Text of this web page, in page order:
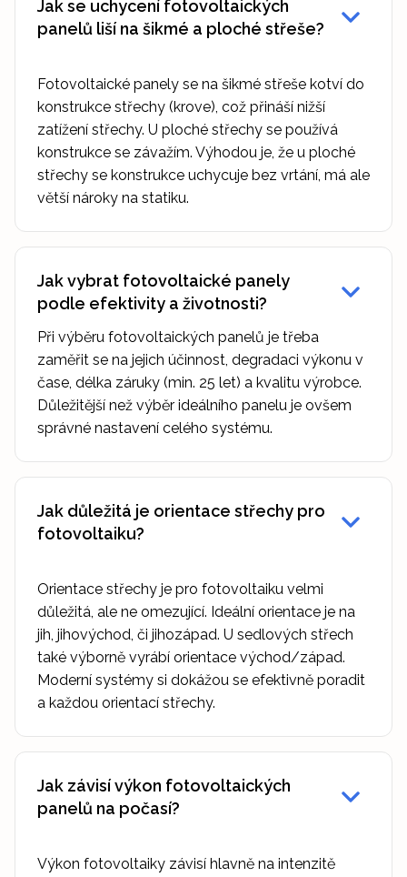
Jak se uchycení fotovoltaických
panelů liší na šikmé a ploché střeše?
Fotovoltaické panely se na šikmé střeše kotví do
konstrukce střechy (krove), což přináší nižší
zatížení střechy. U ploché střechy se používá
konstrukce se závažím. Výhodou je, že u ploché
střechy se konstrukce uchycuje bez vrtání, má ale
větší nároky na statiku.
Jak vybrat fotovoltaické panely
podle efektivity a životnosti?
Při výběru fotovoltaických panelů je třeba
zaměřit se na jejich účinnost, degradaci výkonu v
čase, délka záruky (min. 25 let) a kvalitu výrobce.
Důležitější než výběr ideálního panelu je ovšem
správné nastavení celého systému.
Jak důležitá je orientace střechy pro
fotovoltaiku?
Orientace střechy je pro fotovoltaiku velmi
důležitá, ale ne omezující. Ideální orientace je na
jih, jihovýchod, či jihozápad. U sedlových střech
také výborně vyrábí orientace východ/západ.
Moderní systémy si dokážou se efektivně poradit
a každou orientací střechy.
Jak závisí výkon fotovoltaických
panelů na počasí?
Výkon fotovoltaiky závisí hlavně na intenzitě